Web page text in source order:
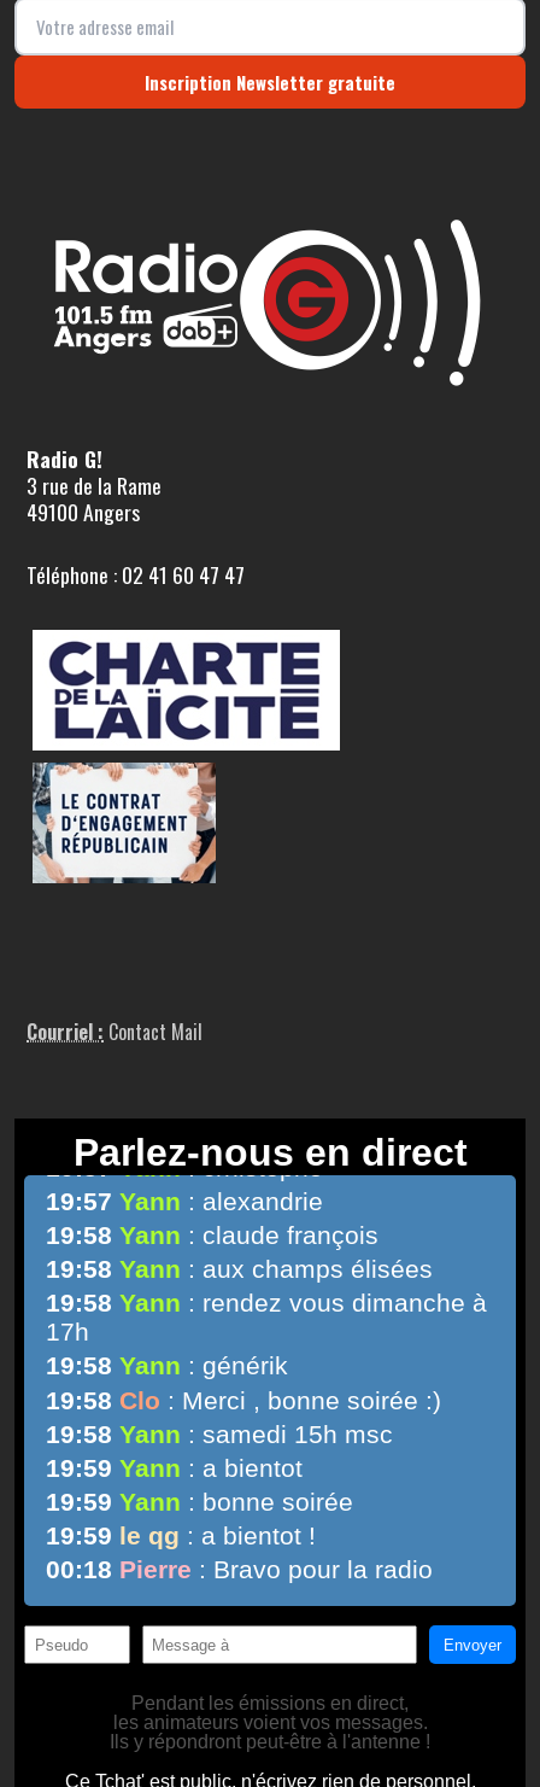
Inscription Newsletter gratuite
Radio G!
3 rue de la Rame
49100 Angers
Téléphone : 02 41 60 47 47
Courriel : Contact Mail